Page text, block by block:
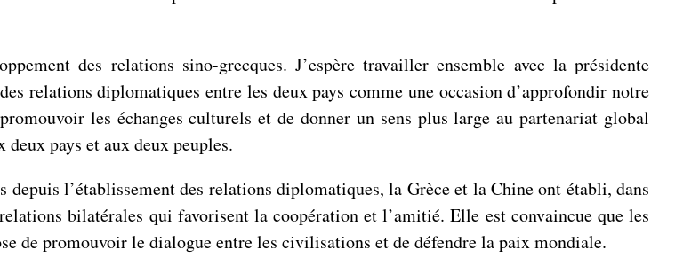
des relations sino-grecques. J’espère travailler ensemble avec la présidente
relations diplomatiques entre les deux pays comme une occasion d’approfondir notre
les échanges culturels et de donner un sens plus large au partenariat global
pays et aux deux peuples.
depuis l’établissement des relations diplomatiques, la Grèce et la Chine ont établi, dans
bilatérales qui favorisent la coopération et l’amitié. Elle est convaincue que les
de promouvoir le dialogue entre les civilisations et de défendre la paix mondiale.